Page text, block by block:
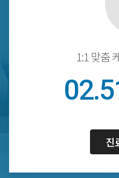
1:1 맞춤
진